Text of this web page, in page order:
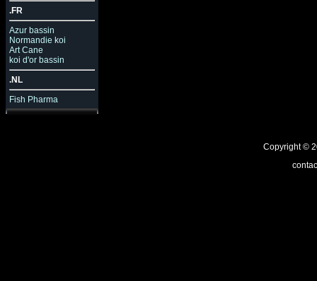
.FR
Azur bassin
Normandie koi
Art Cane
koi d'or bassin
.NL
Fish Pharma
Copyright ©